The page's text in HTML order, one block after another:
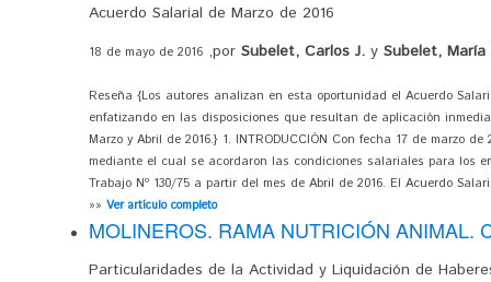
Acuerdo Salarial de Marzo de 2016
18 de mayo de 2016 ,por Subelet, Carlos J. y Subelet, María
Reseña {Los autores analizan en esta oportunidad el Acuerdo
enfatizando en las disposiciones que resultan de aplicación
Marzo y Abril de 2016.} 1. INTRODUCCIÓN Con fecha 17 de marzo
mediante el cual se acordaron las condiciones salariales para los
Trabajo Nº 130/75 a partir del mes de Abril de 2016. El Acuerdo
»» Ver artículo completo
MOLINEROS. RAMA NUTRICIÓN ANIMAL.
Particularidades de la Actividad y Liquidación de